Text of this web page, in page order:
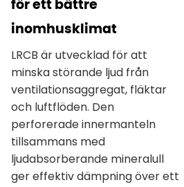
för ett bättre
inomhusklimat
LRCB är utvecklad för att
minska störande ljud från
ventilationsaggregat, fläktar
och luftflöden. Den
perforerade innermanteln
tillsammans med
ljudabsorberande mineralull
ger effektiv dämpning över ett